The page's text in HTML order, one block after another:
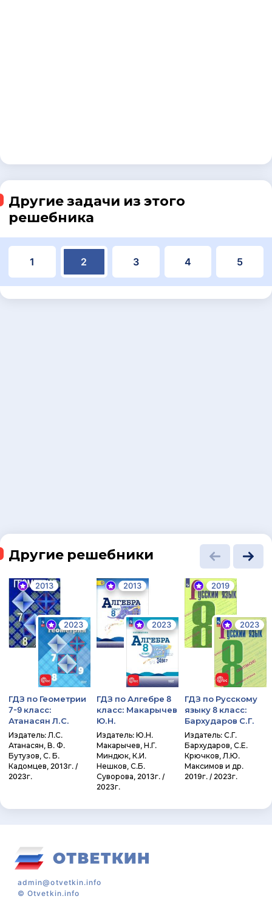
Другие задачи из этого
решебника
1 2 3 4 5
Другие решебники
2013
2023
ГДЗ по Геометрии
7-9 класс:
Атанасян Л.С.
Издатель: Л.С.
Атанасян, В. Ф.
Бутузов, С. Б.
Кадомцев, 2013г. /
2023г.
2013
2023
ГДЗ по Алгебре 8
класс: Макарычев
Ю.Н.
Издатель: Ю.Н.
Макарычев, Н.Г.
Миндюк, К.И.
Нешков, С.Б.
Суворова, 2013г. /
2023г.
2019
2023
ГДЗ по Русскому
языку 8 класс:
Бархударов С.Г.
Издатель: С.Г.
Бархударов, С.Е.
Крючков, Л.Ю.
Максимов и др.
2019г. / 2023г.
admin@otvetkin.info
©Otvetkin.info